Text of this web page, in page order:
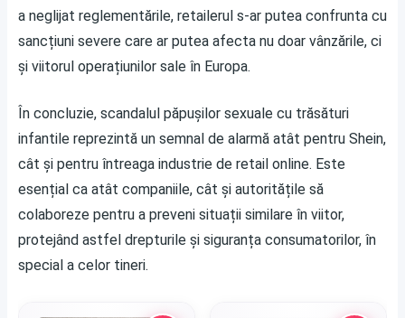
a neglijat reglementările, retailerul s-ar putea confrunta cu
sancțiuni severe care ar putea afecta nu doar vânzările, ci
și viitorul operațiunilor sale în Europa.
În concluzie, scandalul păpușilor sexuale cu trăsături
infantile reprezintă un semnal de alarmă atât pentru Shein,
cât și pentru întreaga industrie de retail online. Este
esențial ca atât companiile, cât și autoritățile să
colaboreze pentru a preveni situații similare în viitor,
protejând astfel drepturile și siguranța consumatorilor, în
special a celor tineri.